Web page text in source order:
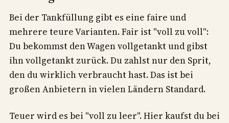
Bei der Tankfüllung gibt es eine faire und
mehrere teure Varianten. Fair ist "voll zu voll":
Du bekommst den Wagen vollgetankt und gibst
ihn vollgetankt zurück. Du zahlst nur den Sprit,
den du wirklich verbraucht hast. Das ist bei
großen Anbietern in vielen Ländern Standard.
Teuer wird es bei "voll zu leer". Hier kaufst du bei